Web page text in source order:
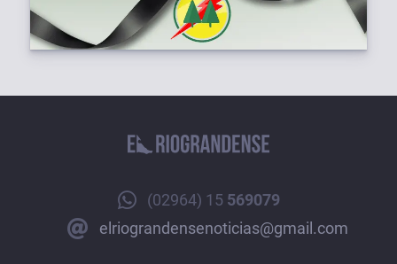
(02964) 15 569079
elriograndensenoticias@gmail.com